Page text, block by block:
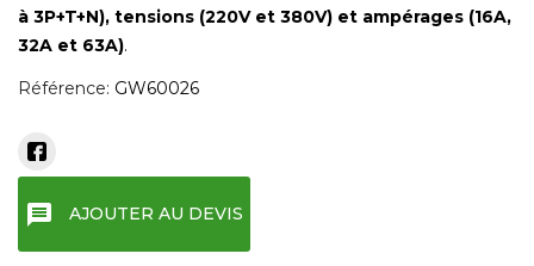
à 3P+T+N), tensions (220V et 380V) et ampérages (16A,
32A et 63A).
Référence: GW60026
message AJOUTER AU DEVIS